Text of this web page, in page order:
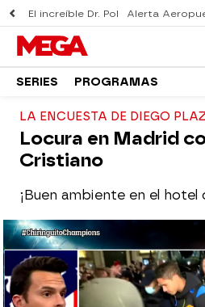
El increíble Dr. Pol Alerta
SERIES PROGRAMAS
LA ENCUESTA DE DIEGO
Locura en Madrid
Cristiano
¡Buen ambiente en el hotel